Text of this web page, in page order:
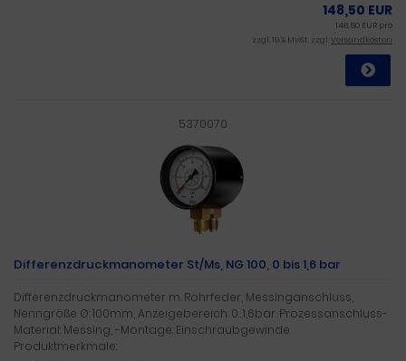
148,50 EUR
148,50 EUR pro
zzgl. 19 % MwSt. zzgl.Versandkosten
5370070
Differenzdruckmanometer St/Ms, NG 100, 0 bis 1,6 bar
Differenzdruckmanometer m. Rohrfeder, Messinganschluss,
Nenngröße Ø: 100mm, Anzeigebereich: 0…1,6bar. Prozessanschluss-
Material: Messing, -Montage: Einschraubgewinde
Produktmerkmale: